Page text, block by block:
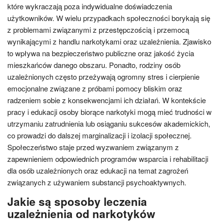
które wykraczają poza indywidualne doświadczenia
użytkowników. W wielu przypadkach społeczności borykają się
z problemami związanymi z przestępczością i przemocą
wynikającymi z handlu narkotykami oraz uzależnienia. Zjawisko
to wpływa na bezpieczeństwo publiczne oraz jakość życia
mieszkańców danego obszaru. Ponadto, rodziny osób
uzależnionych często przeżywają ogromny stres i cierpienie
emocjonalne związane z próbami pomocy bliskim oraz
radzeniem sobie z konsekwencjami ich działań. W kontekście
pracy i edukacji osoby biorące narkotyki mogą mieć trudności w
utrzymaniu zatrudnienia lub osiąganiu sukcesów akademickich,
co prowadzi do dalszej marginalizacji i izolacji społecznej.
Społeczeństwo staje przed wyzwaniem związanym z
zapewnieniem odpowiednich programów wsparcia i rehabilitacji
dla osób uzależnionych oraz edukacji na temat zagrożeń
związanych z używaniem substancji psychoaktywnych.
Jakie są sposoby leczenia
uzależnienia od narkotyków